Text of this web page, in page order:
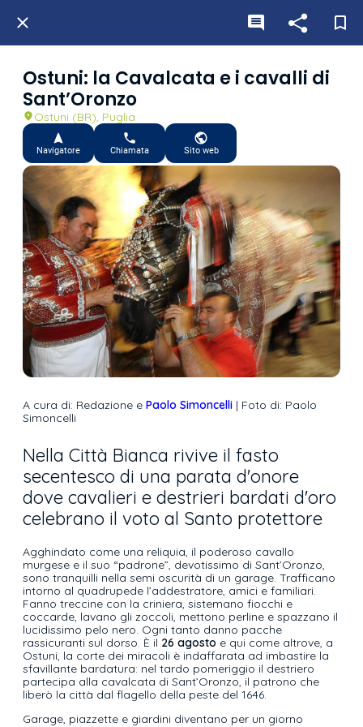
Ostuni: la Cavalcata e i cavalli di
Sant’Oronzo
Ostuni (BR), Puglia
Navigatore Chiamata Sito web
A cura di: Redazione e Paolo Simoncelli | Foto di: Paolo
Simoncelli
Nella Città Bianca rivive il fasto
secentesco di una parata d'onore
dove cavalieri e destrieri bardati d'oro
celebrano il voto al Santo protettore
Agghindato come una reliquia, il poderoso cavallo
murgese e il suo “padrone”, devotissimo di Sant’Oronzo,
sono tranquilli nella semi oscurità di un garage. Trafficano
intorno al quadrupede l’addestratore, amici e familiari.
Fanno treccine con la criniera, sistemano fiocchi e
coccarde, lavano gli zoccoli, mettono perline e spazzano il
lucidissimo pelo nero. Ogni tanto danno pacche
rassicuranti sul dorso. È il 26 agosto e qui come altrove, a
Ostuni, la corte dei miracoli è indaffarata ad imbastire la
sfavillante bardatura: nel tardo pomeriggio il destriero
partecipa alla cavalcata di Sant’Oronzo, il patrono che
liberò la città dal flagello della peste del 1646.
Garage, piazzette e giardini diventano per un giorno